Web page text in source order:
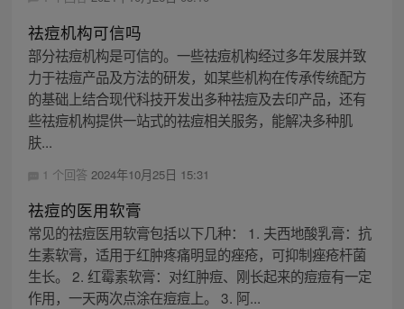
祛痘机构可信吗
部分祛痘机构是可信的。一些祛痘机构经过多年发展并致
力于祛痘产品及方法的研发，如某些机构在传承传统配方
的基础上结合现代科技开发出多种祛痘及去印产品，还有
些祛痘机构提供一站式的祛痘相关服务，能解决多种肌
肤...
1 个回答 2024年10月25日 15:31
祛痘的医用软膏
常见的祛痘医用软膏包括以下几种： 1. 夫西地酸乳膏：抗
生素软膏，适用于红肿疼痛明显的痤疮，可抑制痤疮杆菌
生长。 2. 红霉素软膏：对红肿痘、刚长起来的痘痘有一定
作用，一天两次点涂在痘痘上。 3. 阿...